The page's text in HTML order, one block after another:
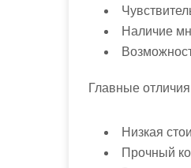
Наличие
Главные
Низкая
Прочный